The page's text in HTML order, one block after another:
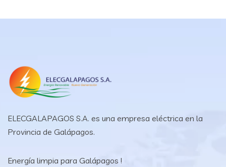
ELECGALAPAGOS S.A. es una empresa eléctrica en la
Provincia de Galápagos.
Energía limpia para Galápagos !